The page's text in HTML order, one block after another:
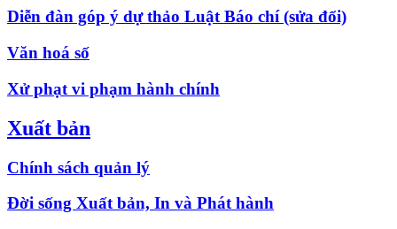
Diễn đàn góp ý dự thảo Luật Báo chí (sửa đổi)
Văn hoá số
Xử phạt vi phạm hành chính
Xuất bản
Chính sách quản lý
Đời sống Xuất bản, In và Phát hành